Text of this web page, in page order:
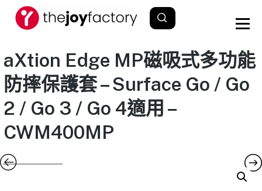
aXtion Edge MP磁吸式多功能
防摔保護套 – Surface Go / Go
2 / Go 3 / Go 4適用 –
CWM400MP